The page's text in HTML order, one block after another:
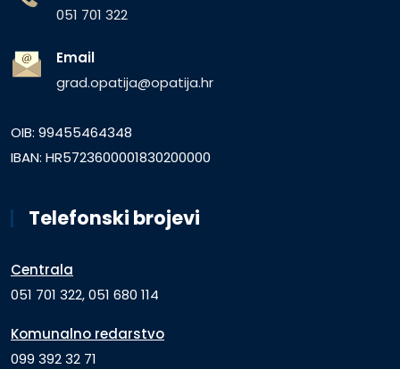
051 701 322
Email
grad.opatija@opatija.hr
OIB: 99455464348
IBAN: HR5723600001830200000
Telefonski brojevi
Centrala
051 701 322, 051 680 114
Komunalno redarstvo
099 392 32 71